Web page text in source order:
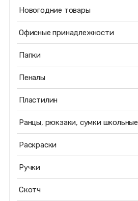
Новогодние товары
Офисные принадлежности
Папки
Пеналы
Пластилин
Ранцы, рюкзаки, сумки школьные
Раскраски
Ручки
Скотч